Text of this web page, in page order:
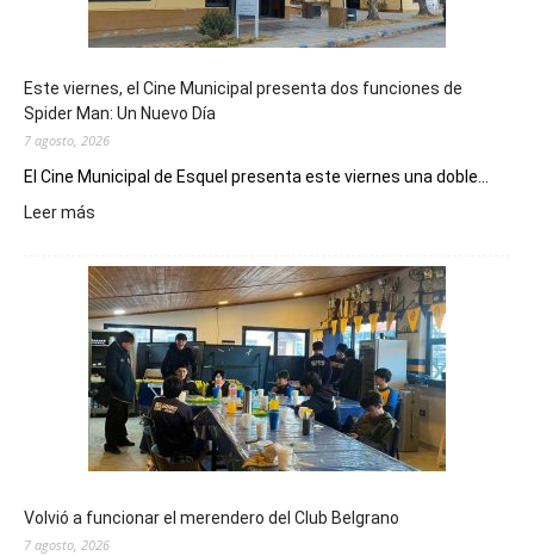
Este viernes, el Cine Municipal presenta dos funciones de
Spider Man: Un Nuevo Día
7 agosto, 2026
El Cine Municipal de Esquel presenta este viernes una doble...
Leer más
viernes,
el
Cine
Municipal
presenta
dos
funciones
de
Spider
Un
Nuevo
Volvió a funcionar el merendero del Club Belgrano
7 agosto, 2026